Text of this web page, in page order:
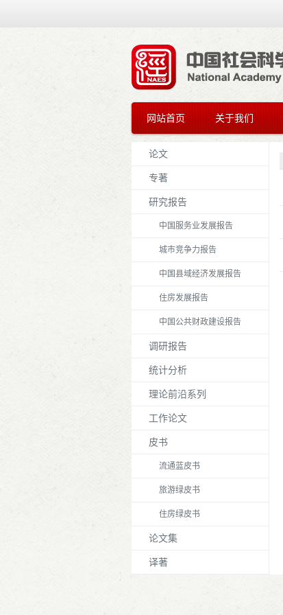
网站首页 关于我们
论文
专著
研究报告
中国服务业发展报告
城市竞争力报告
中国县域经济发展报告
住房发展报告
中国公共财政建设报告
调研报告
统计分析
理论前沿系列
工作论文
皮书
流通蓝皮书
旅游绿皮书
住房绿皮书
论文集
译著